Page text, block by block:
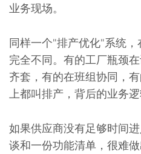
业务现场。
同样一个"排产优化"系统
完全不同。有的工厂瓶颈
齐套，有的在班组协同，
上都叫排产，背后的业务逻
如果供应商没有足够时间
谈和一份功能清单，很难做